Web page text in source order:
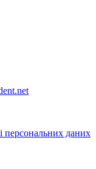
персональних даних